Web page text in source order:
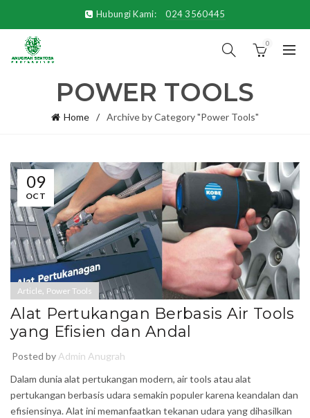
Hubungi Kami: 024 3560445
0
POWER TOOLS
Home Archive by Category "Power Tools"
09
OCT
Article, Power Tools
Alat Pertukangan Berbasis Air Tools
yang Efisien dan Andal
Posted by Admin Anugrah
Dalam dunia alat pertukangan modern, air tools atau alat
pertukangan berbasis udara semakin populer karena keandalan dan
efisiensinya. Alat ini memanfaatkan tekanan udara yang dihasilkan